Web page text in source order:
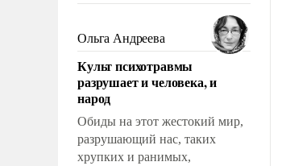
сложна и амбициозна. Однако
и ее реализация радикально
поднимет наши боевые
возможности.
Ольга Андреева
Культ психотравмы
разрушает и человека, и
народ
Обиды на этот жестокий мир,
разрушающий нас, таких
хрупких и ранимых,